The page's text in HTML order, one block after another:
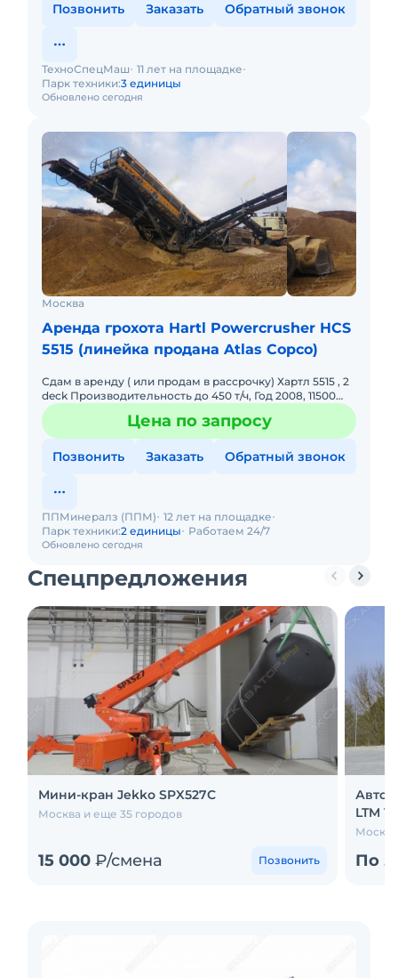
Позвонить Заказать Обратный звонок
Обновлено сегодня
ТехноСпецМаш 11 лет на площадке
Парк техники:3 единицы
Москва
Аренда грохота Hartl Powercrusher HCS
5515 (линейка продана Atlas Copco)
Сдам в аренду ( или продам в рассрочку) Хартл 5515 , 2
deck Производительность до 450 т/ч, Год 2008, 11500
моточасов, Двигатель САТ с 4.4, откапитален, нараб
Цена по запросу
Позвонить Заказать Обратный звонок
Обновлено сегодня
ППМинералз (ППМ) 12 лет на площадке
Парк техники:2 единицы Работаем 24/7
Спецпредложения
Мини-кран Jekko SPX527C
Москва и еще 35 городов
15 000 ₽/смена Позвонить
LTM
По